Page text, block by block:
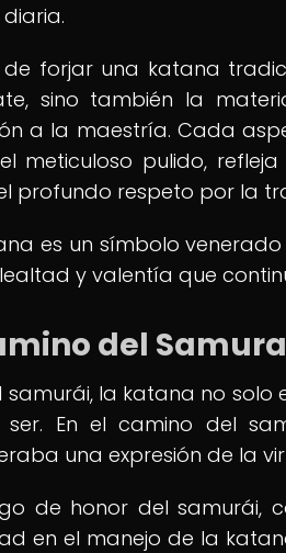
de forjar una katana
sino también la
a la maestría. Cada
meticuloso pulido,
profundo respeto por la
es un símbolo
y valentía que
del
samurái, la katana no solo
ser. En el camino del
una expresión de la
de honor del samurái,
en el manejo de la